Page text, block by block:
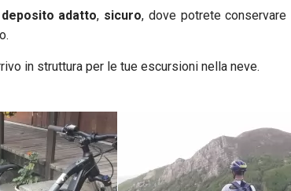
deposito adatto, sicuro, dove potrete conservare
in struttura per le tue escursioni nella neve.